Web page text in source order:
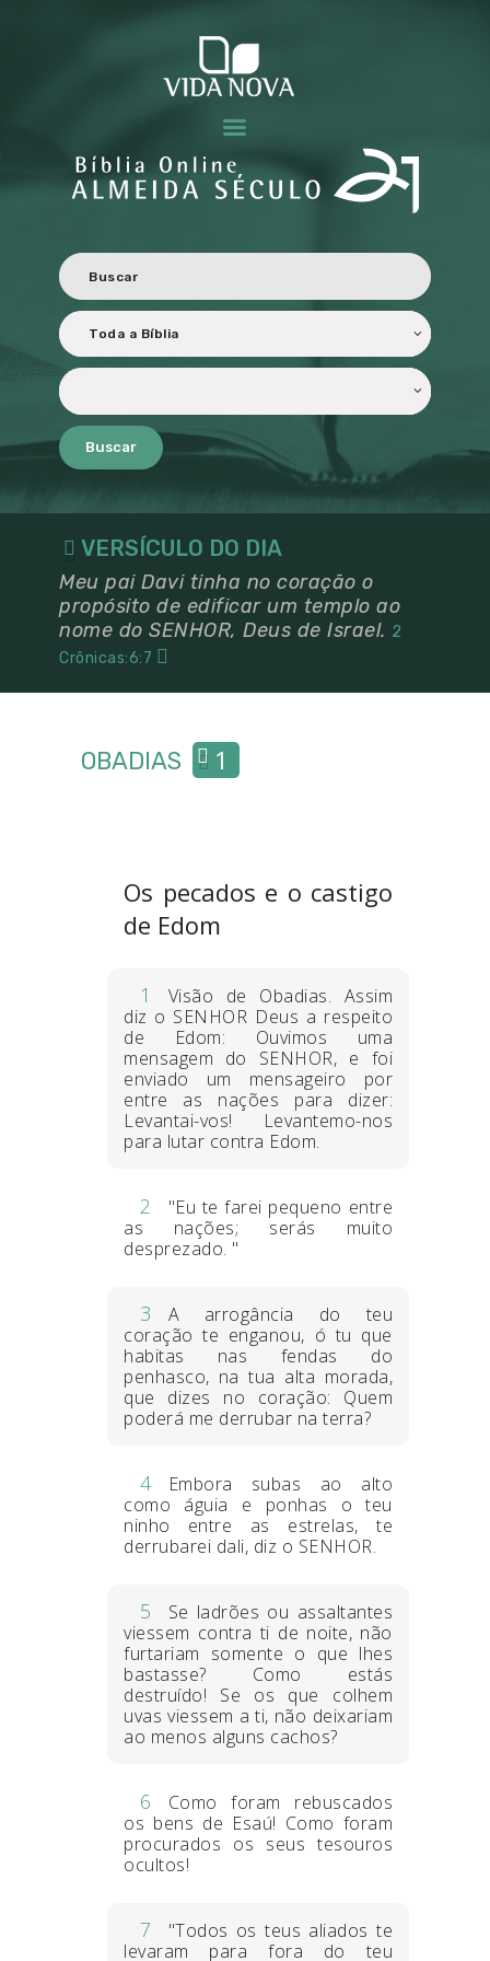
Buscar
VERSÍCULO DO DIA
Meu pai Davi tinha no coração o
propósito de edificar um templo ao
nome do SENHOR, Deus de Israel. 2
Crônicas:6:7
BÍBLIA ALMEIDA SÉCULO 21
Revisada e atualizada ao Novo Acordo Ortográfico da Língua Portuguesa.
CARACTERÍSTICAS
TRADUÇÃO E
REVISÃO
LICENCIAMENTO
PARCEIROS
OBADIAS 1
Os pecados e o castigo
de Edom
1
Visão de Obadias. Assim
diz o SENHOR Deus a respeito
de Edom: Ouvimos uma
mensagem do SENHOR, e foi
enviado um mensageiro por
entre as nações para dizer:
Levantai-vos! Levantemo-nos
para lutar contra Edom.
2
"Eu te farei pequeno entre
as nações; serás muito
desprezado. "
3
A arrogância do teu
coração te enganou, ó tu que
habitas nas fendas do
penhasco, na tua alta morada,
que dizes no coração: Quem
poderá me derrubar na terra?
4
Embora subas ao alto
como águia e ponhas o teu
ninho entre as estrelas, te
derrubarei dali, diz o SENHOR.
5
Se ladrões ou assaltantes
viessem contra ti de noite, não
furtariam somente o que lhes
bastasse? Como estás
destruído! Se os que colhem
uvas viessem a ti, não deixariam
ao menos alguns cachos?
6
Como foram rebuscados
os bens de Esaú! Como foram
procurados os seus tesouros
ocultos!
7
"Todos os teus aliados te
levaram para fora do teu